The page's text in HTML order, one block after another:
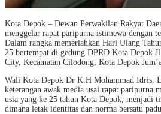
Kota Depok – Dewan Perwakilan Rakyat
menggelar rapat paripurna istimewa dengan
Dalam rangka memeriahkan Hari Ulang
25 bertempat di gedung DPRD Kota Depok
City, Kecamatan Cilodong, Kota Depok
Wali Kota Depok Dr K.H Mohammad Idris,
keterangan awak media usai rapat paripurna
usia yang ke 25 tahun Kota Depok, menjadi
dimana letak identitas dan norma bersatu padu.